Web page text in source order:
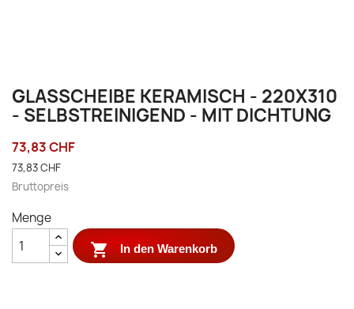
GLASSCHEIBE KERAMISCH - 220X310
- SELBSTREINIGEND - MIT DICHTUNG
73,83 CHF
73,83 CHF
Bruttopreis
Menge
 In den Warenkorb